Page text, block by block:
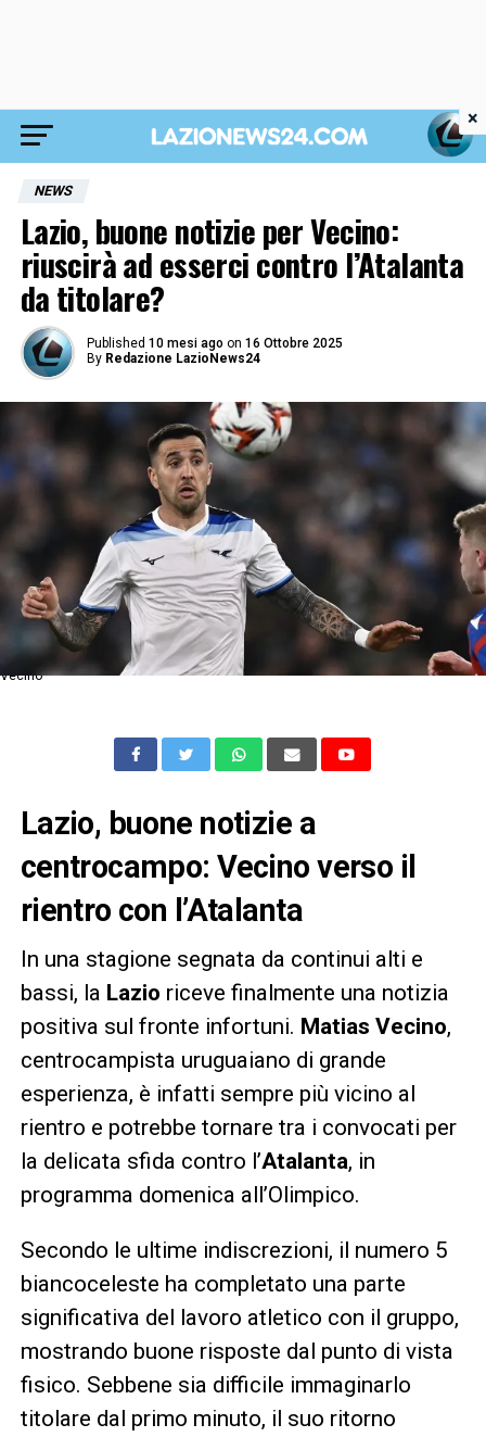
NEWS
Lazio, buone notizie per Vecino:
riuscirà ad esserci contro l’Atalanta
da titolare?
Published 10 mesi ago on 16 Ottobre 2025
By Redazione LazioNews24
Vecino
Lazio, buone notizie a
centrocampo: Vecino verso il
rientro con l’Atalanta
In una stagione segnata da continui alti e
bassi, la Lazio riceve finalmente una notizia
positiva sul fronte infortuni. Matias Vecino,
centrocampista uruguaiano di grande
esperienza, è infatti sempre più vicino al
rientro e potrebbe tornare tra i convocati per
la delicata sfida contro l’Atalanta, in
programma domenica all’Olimpico.
Secondo le ultime indiscrezioni, il numero 5
biancoceleste ha completato una parte
significativa del lavoro atletico con il gruppo,
mostrando buone risposte dal punto di vista
fisico. Sebbene sia difficile immaginarlo
titolare dal primo minuto, il suo ritorno
×